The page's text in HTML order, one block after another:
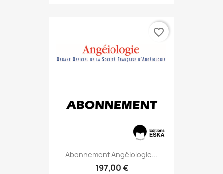
Abonnement Angéiologie...
197,00 €
favorite_border